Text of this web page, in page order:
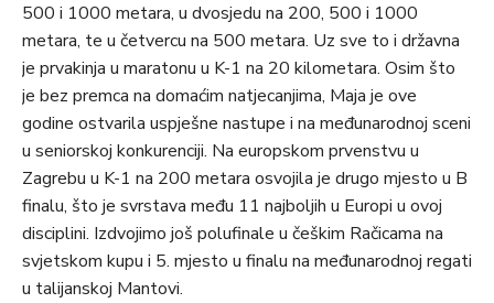
500 i 1000 metara, u dvosjedu na 200, 500 i 1000
metara, te u četvercu na 500 metara. Uz sve to i državna
je prvakinja u maratonu u K-1 na 20 kilometara. Osim što
je bez premca na domaćim natjecanjima, Maja je ove
godine ostvarila uspješne nastupe i na međunarodnoj sceni
u seniorskoj konkurenciji. Na europskom prvenstvu u
Zagrebu u K-1 na 200 metara osvojila je drugo mjesto u B
finalu, što je svrstava među 11 najboljih u Europi u ovoj
disciplini. Izdvojimo još polufinale u češkim Račicama na
svjetskom kupu i 5. mjesto u finalu na međunarodnoj regati
u talijanskoj Mantovi.